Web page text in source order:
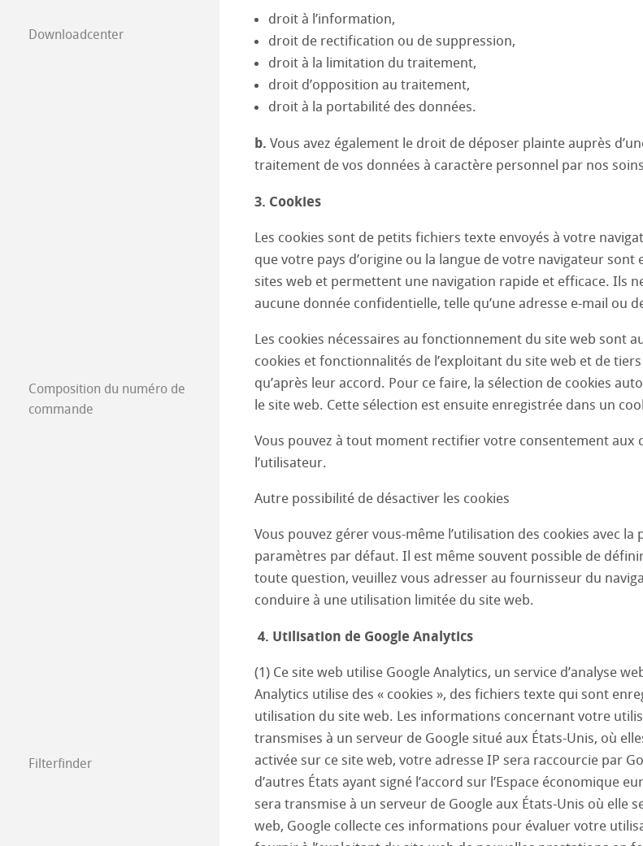
Downloadcenter
Composition du numéro de
commande
Filterfinder
droit à l’information,
droit de rectification ou de suppression,
droit à la limitation du traitement,
droit d’opposition au traitement,
droit à la portabilité des données.
b. Vous avez également le droit de déposer plainte auprès
traitement de vos données à caractère personnel par nos
3. Cookies
Les cookies sont de petits fichiers texte envoyés à votre
que votre pays d’origine ou la langue de votre navigateur
sites web et permettent une navigation rapide et efficace. Ils
aucune donnée confidentielle, telle qu’une adresse e-mail ou
Les cookies nécessaires au fonctionnement du site web sont
cookies et fonctionnalités de l’exploitant du site web et de
qu’après leur accord. Pour ce faire, la sélection de cookies
le site web. Cette sélection est ensuite enregistrée dans un
Vous pouvez à tout moment rectifier votre consentement aux
l’utilisateur.
Autre possibilité de désactiver les cookies
Vous pouvez gérer vous-même l’utilisation des cookies avec
paramètres par défaut. Il est même souvent possible de
toute question, veuillez vous adresser au fournisseur du
conduire à une utilisation limitée du site web.
4. Utilisation de Google Analytics
(1) Ce site web utilise Google Analytics, un service d’analyse
Analytics utilise des « cookies », des fichiers texte qui sont
utilisation du site web. Les informations concernant votre
transmises à un serveur de Google situé aux États-Unis, où
activée sur ce site web, votre adresse IP sera raccourcie par
d’autres États ayant signé l’accord sur l’Espace économique
sera transmise à un serveur de Google aux États-Unis où elle
web, Google collecte ces informations pour évaluer votre